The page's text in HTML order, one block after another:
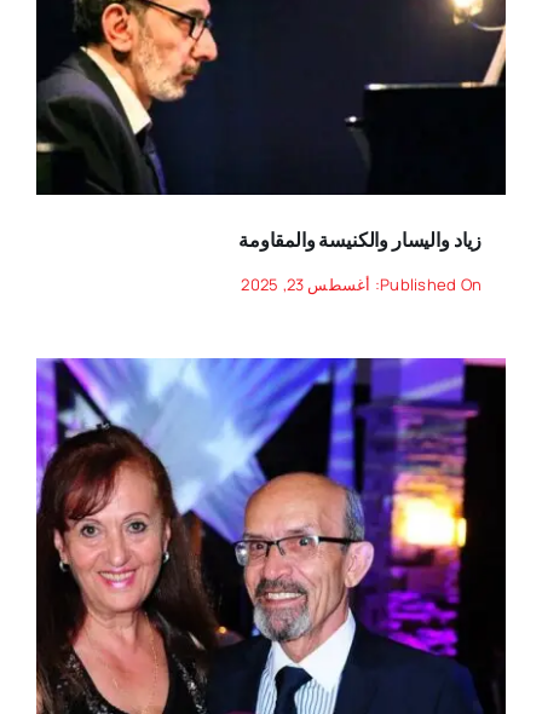
زياد واليسار والكنيسة والمقاومة
Published On: أغسطس 23, 2025